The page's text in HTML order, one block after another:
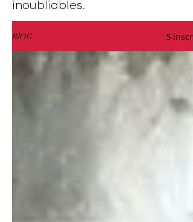
inoubliables.
BlOG